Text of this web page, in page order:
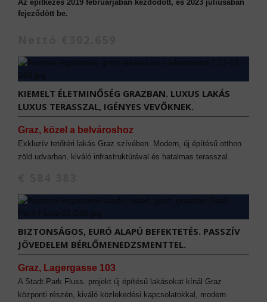
Az építkezés 2019 februárjában kezdődött, és 2023 júliusában
fejeződött be.
KIEMELT ÉLETMINŐSÉG GRAZBAN. LUXUS LAKÁS
LUXUS TERASSZAL, IGÉNYES VEVŐKNEK.
Graz, közel a belvároshoz
Exkluzív tetőtéri lakás Graz szívében. Modern, új építésű otthon
zöld udvarban, kiváló infrastruktúrával és hatalmas terasszal.
BIZTONSÁGOS, EURÓ ALAPÚ BEFEKTETÉS. PASSZÍV
JÖVEDELEM BÉRLŐMENEDZSMENTTEL.
Graz, Lagergasse 103
A Stadt.Park.Fluss. projekt új építésű lakásokat kínál Graz
központi részén, kiváló közlekedési kapcsolatokkal, modern